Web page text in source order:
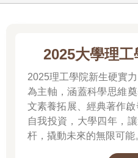
2025大學理
2025理工學院新生硬實
為主軸，涵蓋科學思維
文素養拓展、經典著作
自我投資，大學四年，
杆，撬動未來的無限可能